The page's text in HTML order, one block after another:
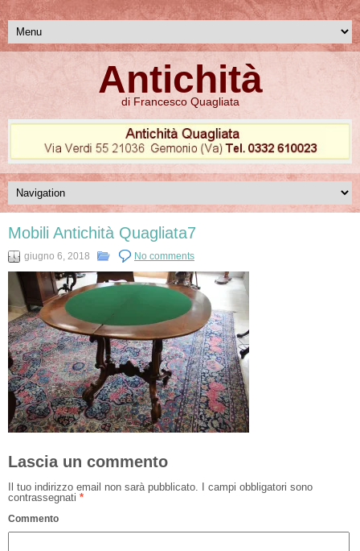
Antichità
di Francesco Quagliata
Mobili Antichità Quagliata7
giugno 6, 2018 No comments
Lascia un commento
Il tuo indirizzo email non sarà pubblicato.
I campi obbligatori sono
contrassegnati *
Commento